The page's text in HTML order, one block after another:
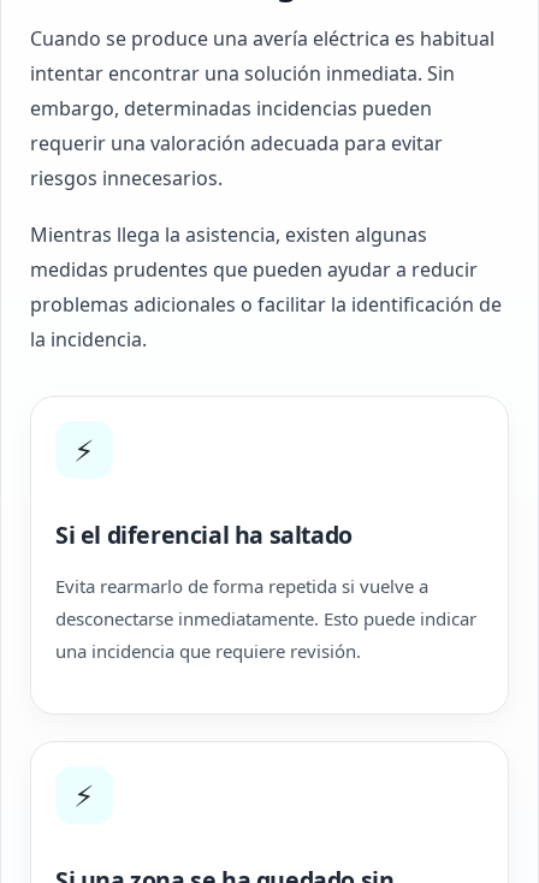
Cuando se produce una avería eléctrica es habitual
intentar encontrar una solución inmediata. Sin
embargo, determinadas incidencias pueden
requerir una valoración adecuada para evitar
riesgos innecesarios.
Mientras llega la asistencia, existen algunas
medidas prudentes que pueden ayudar a reducir
problemas adicionales o facilitar la identificación de
la incidencia.
⚡
Si el diferencial ha saltado
Evita rearmarlo de forma repetida si vuelve a
desconectarse inmediatamente. Esto puede indicar
una incidencia que requiere revisión.
⚡